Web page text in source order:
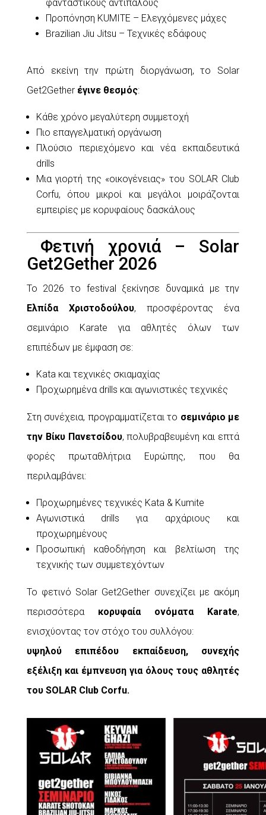
φανταστικούς αντιπάλους
Προπόνηση KUMITE – Ελεγχόμενες μάχες
Brazilian Jiu Jitsu – Τεχνικές εδάφους
Από εκείνη την πρώτη διοργάνωση, το Solar
Get2Gether έγινε θεσμός:
Κάθε χρόνο μεγαλύτερη συμμετοχή
Πιο επαγγελματική οργάνωση
Πλούσιο περιεχόμενο και νέα εκπαιδευτικά
drills
Μια γιορτή της «οικογένειας» του SOLAR Club
Corfu, όπου μικροί και μεγάλοι μοιράζονται
εμπειρίες με κορυφαίους δασκάλους
Φετινή χρονιά – Solar
Get2Gether 2026
Το 2026 το festival ξεκίνησε δυναμικά με την
Ελπίδα Χριστοδούλου, προσφέροντας ένα
σεμινάριο Karate για αθλητές όλων των
επιπέδων με έμφαση σε:
Kata και τεχνικές σκιαμαχίας
Προχωρημένα drills και αγωνιστικές τεχνικές
Στη συνέχεια, προγραμματίζεται το σεμινάριο με
την Βίκυ Πανετσίδου, πολυβραβευμένη και επτά
φορές πρωταθλήτρια Ευρώπης, που θα
περιλαμβάνει:
Προχωρημένες τεχνικές Kata & Kumite
Αγωνιστικά drills για αρχάριους και
προχωρημένους
Προσωπική καθοδήγηση και βελτίωση της
τεχνικής των συμμετεχόντων
Το φετινό Solar Get2Gether συνεχίζει με ακόμη
περισσότερα κορυφαία ονόματα Karate,
ενισχύοντας τον στόχο του συλλόγου:
υψηλού επιπέδου εκπαίδευση, συνεχής
εξέλιξη και έμπνευση για όλους τους αθλητές
του SOLAR Club Corfu.